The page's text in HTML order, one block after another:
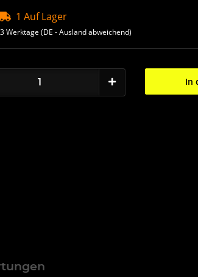
1 Auf Lager
Werktage (DE - Ausland abweichend)
In